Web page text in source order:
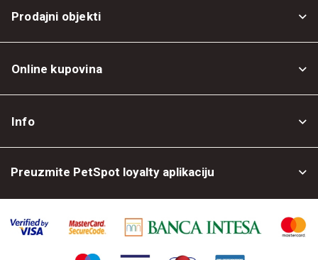
Prodajni objekti
Online kupovina
Info
Preuzmite PetSpot loyalty aplikaciju